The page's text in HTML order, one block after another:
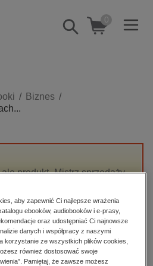
Pokaż/schowaj
wyszukiwarkę
0
wnętrz
technologie, informatyka
Biznes
produkt „Mistrz sprzedaży
aby zapewnić Ci najlepsze wrażenia
ebooków, audiobooków i e-prasy,
oraz udostępniać Ci najnowsze
danych i współpracy z naszymi
korzystanie ze wszystkich plików cookies,
również dostosować swoje
Pamiętaj, że zawsze możesz